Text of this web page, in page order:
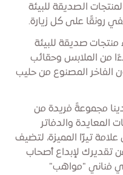
الصديقة للبيئة
رونقًا على كل زيارة.
منتجات صديقة للبيئة
من الملابس وحقائب
الفاخر المصنوع من حليب
مجموعةً فريدة من
المعايدة والدفاتر
علامة تيرّا المميزة، لتضيف
تقديرك لإبداع أصحاب
فناني "مواهب"